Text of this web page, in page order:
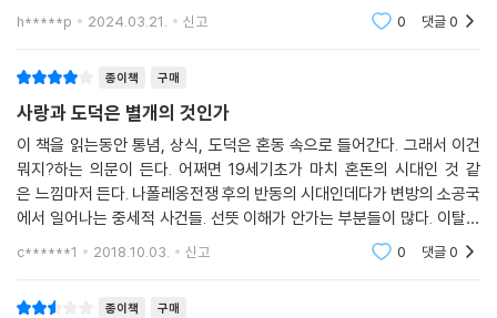
재 귀족이지만 고작 사랑때문에 불행해진 파브리스의 일생에 관한 이야기
다. ＜적과흑＞
h*****p 2024.03.21. 신고 0 댓글0
종이책 구매
사랑과 도덕은 별개의 것인가
이 책을 읽는동안 통념, 상식, 도덕은 혼동 속으로 들어간다. 그래서 이건
뭐지?하는 의문이 든다. 어쩌면 19세기초가 마치 혼돈의 시대인 것 같
은 느낌마저 든다. 나폴레옹전쟁 후의 반동의 시대인데다가 변방의 소공국
에서 일어나는 중세적 사건들. 선뜻 이해가 안가는 부분들이 많다. 이탈리
아 북부 멀리 알프스가 보이는 포강유역의 한 작은 공국, 인구가 4만정도
c******1 2018.10.03. 신고 0 댓글0
종이책 구매